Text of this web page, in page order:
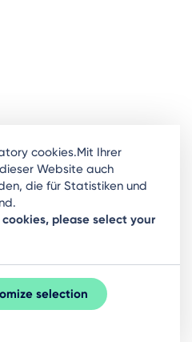
on Rigas business
our newsletter.
cookies.Mit Ihrer
Website auch
die für Statistiken und
please select your
selection